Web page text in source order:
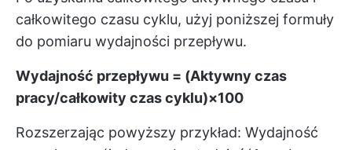
całkowitego czasu cyklu, użyj poniższej formuły
do pomiaru wydajności przepływu.
Wydajność przepływu = (Aktywny czas
pracy/całkowity czas cyklu)×100
Rozszerzając powyższy przykład: Wydajność